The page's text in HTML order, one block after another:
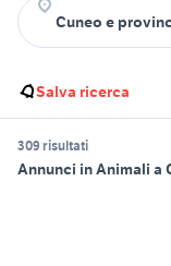
Salva ricerca
309 risultati
Annunci in Animali a